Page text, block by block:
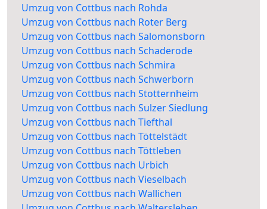
Umzug von Cottbus nach Rohda
Umzug von Cottbus nach Roter Berg
Umzug von Cottbus nach Salomonsborn
Umzug von Cottbus nach Schaderode
Umzug von Cottbus nach Schmira
Umzug von Cottbus nach Schwerborn
Umzug von Cottbus nach Stotternheim
Umzug von Cottbus nach Sulzer Siedlung
Umzug von Cottbus nach Tiefthal
Umzug von Cottbus nach Töttelstädt
Umzug von Cottbus nach Töttleben
Umzug von Cottbus nach Urbich
Umzug von Cottbus nach Vieselbach
Umzug von Cottbus nach Wallichen